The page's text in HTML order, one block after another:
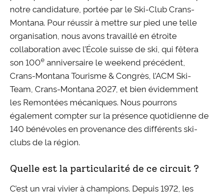
notre candidature, portée par le Ski-Club Crans-
Montana. Pour réussir à mettre sur pied une telle
organisation, nous avons travaillé en étroite
collaboration avec l’École suisse de ski, qui fêtera
son 100e anniversaire le weekend précédent,
Crans-Montana Tourisme & Congrès, l’ACM Ski-
Team, Crans-Montana 2027, et bien évidemment
les Remontées mécaniques. Nous pourrons
également compter sur la présence quotidienne de
140 bénévoles en provenance des différents ski-
clubs de la région.
Quelle est la particularité de ce circuit ?
C’est un vrai vivier à champions. Depuis 1972, les